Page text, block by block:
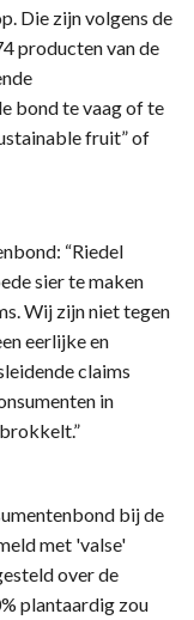
Die zijn volgens de
producten van de
bond te vaag of te
fruit” of
“Riedel
sier te maken
Wij zijn niet tegen
eerlijke en
claims
in
bij de
met 'valse'
over de
plantaardig zou